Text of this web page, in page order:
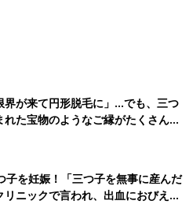
界が来て円形脱毛に」…でも、三つ
た宝物のようなご縁がたくさん！
子を妊娠！「三つ子を無事に産んだ
ニックで言われ、出血におびえる
ナ・インタビュー】